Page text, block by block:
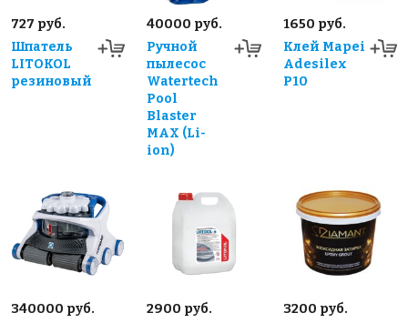
727 руб.
Шпатель
LITOKOL
резиновый
40000 руб.
Ручной
пылесос
Watertech
Pool
Blaster
MAX (Li-
ion)
1650 руб.
Клей Mapei
Adesilex
P10
340000 руб.
2900 руб.
3200 руб.